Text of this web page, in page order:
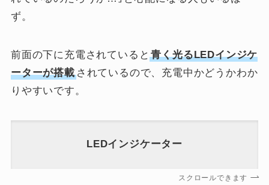
ず。
前面の下に充電されていると青く光るLEDインジケ
ーターが搭載されているので、充電中かどうかわか
りやすいです。
LEDインジケーター
スクロールできます